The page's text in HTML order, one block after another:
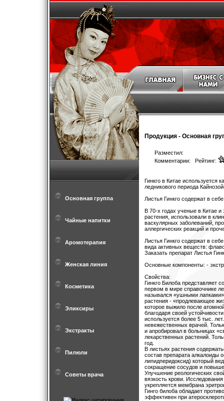
Основная группа
Чайные напитки
Аромотерапия
Женская линия
Косметика
Эликсиры
Экстракты
Пилюли
Советы врача
Продукция - Основная
Разместил:
Комментарии: Рейтинг:
Гинкго в Китае используется
ледникового периода
Листья Гинкго содержат в
В 70-х годах ученые в Китае и
растения, использовали в
васкулярных заболеваний,
аллергических реакций и
Листья Гинкго содержат в
вида активных веществ:
Заказать препарат Листья
Основные компоненты: -
Свойства:
Гинкго Билоба представляет
первом в мире справочнике
назывался «ушными
растения - «продлевающее
которое выжило после
благодаря своей
используется более 5 тыс.
невежественных врачей.
и апробировал в больницах
лекарственных растений.
год.
В листьях растения
состав препарата алкалоиды
липидперидоксид) который
сокращение сосудов и
Улучшение реологических
вязкость крови.
укрепляется мембрана
Гинго билоба обладает
эффективен при